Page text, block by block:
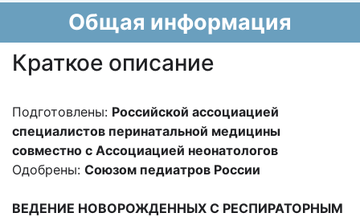
Общая информация
Краткое описание
Подготовлены: Российской ассоциацией
специалистов перинатальной медицины
совместно с Ассоциацией неонатологов
Одобрены: Союзом педиатров России
ВЕДЕНИЕ НОВОРОЖДЕННЫХ С РЕСПИРАТОРНЫМ